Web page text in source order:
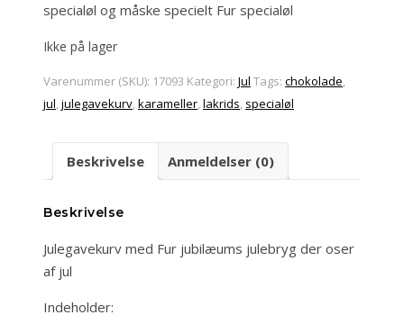
specialøl og måske specielt Fur specialøl
Ikke på lager
Varenummer (SKU): 17093 Kategori: Jul Tags: chokolade,
jul,julegavekurv,karameller,lakrids, specialøl
Beskrivelse Anmeldelser (0)
Beskrivelse
Julegavekurv med Fur jubilæums julebryg der oser
af jul
Indeholder: